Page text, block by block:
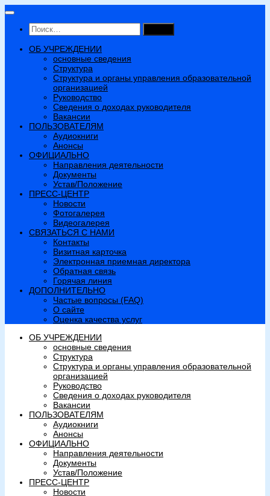
Перейти
содержимому
Найти:
ОБ УЧРЕЖДЕНИИ
основные сведения
Структура
Структура и органы управления образовательной
организацией
Руководство
Сведения о доходах руководителя
Вакансии
ПОЛЬЗОВАТЕЛЯМ
Аудиокниги
Анонсы
ОФИЦИАЛЬНО
Направления деятельности
Документы
Устав/Положение
ПРЕСС-ЦЕНТР
Новости
Фотогалерея
Видеогалерея
СВЯЗАТЬСЯ С НАМИ
Контакты
Визитная карточка
Электронная приемная директора
Обратная связь
Горячая линия
ДОПОЛНИТЕЛЬНО
Частые вопросы (FAQ)
О сайте
Оценка качества услуг
ОБ УЧРЕЖДЕНИИ
основные сведения
Структура
Структура и органы управления образовательной
организацией
Руководство
Сведения о доходах руководителя
Вакансии
ПОЛЬЗОВАТЕЛЯМ
Аудиокниги
Анонсы
ОФИЦИАЛЬНО
Направления деятельности
Документы
Устав/Положение
ПРЕСС-ЦЕНТР
Новости